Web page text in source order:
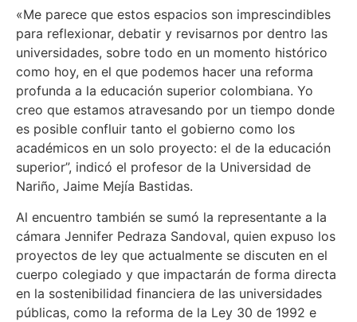
«Me parece que estos espacios son imprescindibles
para reflexionar, debatir y revisarnos por dentro las
universidades, sobre todo en un momento histórico
como hoy, en el que podemos hacer una reforma
profunda a la educación superior colombiana. Yo
creo que estamos atravesando por un tiempo donde
es posible confluir tanto el gobierno como los
académicos en un solo proyecto: el de la educación
superior”, indicó el profesor de la Universidad de
Nariño, Jaime Mejía Bastidas.
Al encuentro también se sumó la representante a la
cámara Jennifer Pedraza Sandoval, quien expuso los
proyectos de ley que actualmente se discuten en el
cuerpo colegiado y que impactarán de forma directa
en la sostenibilidad financiera de las universidades
públicas, como la reforma de la Ley 30 de 1992 e